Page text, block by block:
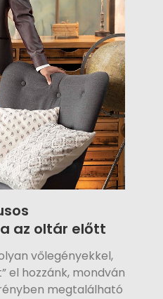
az oltár előtt
vőlegényekkel,
el hozzánk, mondván
megtalálható